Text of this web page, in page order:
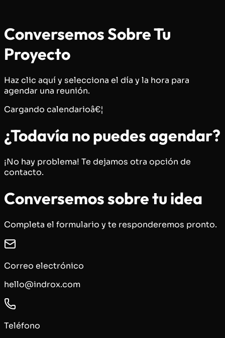
Conversemos SobreTu
Proyecto
Haz clic aquí y selecciona el día y la hora para
agendar una reunión.
Cargando calendarioâ€¦
¿Todavía no puedes agendar?
¡No hay problema! Te dejamos otra opción de
contacto.
Conversemos sobre tu idea
Completa el formulario y te responderemos pronto.
Correo electrónico
hello@indrox.com
Teléfono